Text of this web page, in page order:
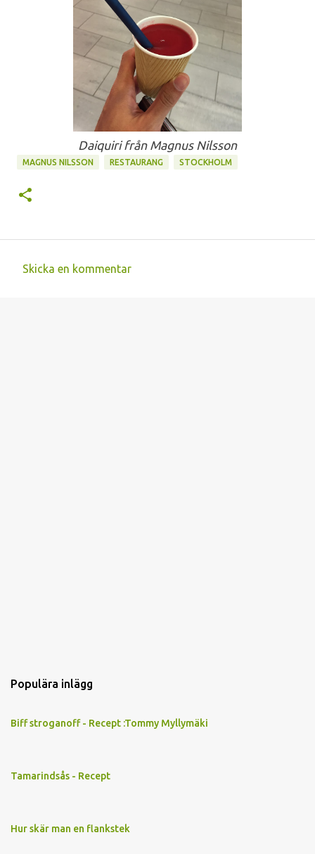
Daiquiri från Magnus Nilsson
MAGNUS NILSSON RESTAURANG STOCKHOLM
Skicka en kommentar
Populära inlägg
Biff stroganoff - Recept :Tommy Myllymäki
Tamarindsås - Recept
Hur skär man en flankstek